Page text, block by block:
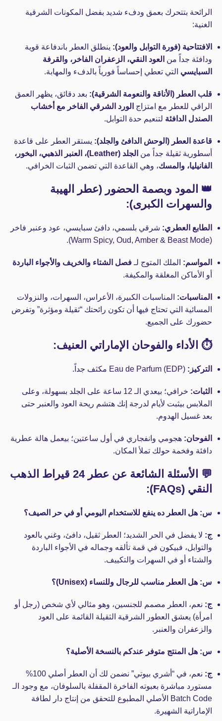
الرائحة بتتحرك بعمق ودفء شديد بفضل المكونات الشرقية
الغنية:
الافتتاحية (فورة التوابل والعود): ينطلق العطر باندفاعة قوية
ودافئة جداً من العود النقي، الزعفران الفاخر، والقرفة
السبايسي التي تعطي إحساساً فورياً بالدفء والمهابة.
قلب العطر (الأناقة والنعومة الشرقية): بعد دقائق، يظهر العمق
الراقي للعطر مع امتزاج الورد الشرقي الفاخر مع أخشاب
الصندل الدافئة لتنعيم حدة التوابل.
قاعدة العطر (الوحش الدافئ والجلد): يستقر العطر على قاعدة
أسطورية ثقيلة جداً من
الجلد (Leather)، العنبر الذهبي، البخور،
الفانيليا، والمسك، وهي القاعدة التي تضمن الثبات الخرافي.
👑 المود وبصمة الحضور (عطر الهيبة
والسهرات الكبرى):
الطابع العطري: شرقي بلسمي، دافئ سبايسي، عود وعنبر فاخر
(Warm Spicy, Oud, Amber & Beast Mode).
المواسم: الملك المتوج لـ فصل الشتاء والخريف والأجواء الباردة
أو الأماكن المغلقة والمكيفة.
المناسبات: المناسبات الكبيرة، الأعراس، السهرات، والنزولات
المسائية التي تحتاج فيها أن تكون رائحتك “ثقيلة ومؤثرة” وتفرض
حضورك على الجميع.
⏱️ الأداء والفوحان الإماراتي العنيف:
التركيز:
الثبات:
خرافي؛ بيعدي الـ 12 ساعة على الجلد بسهولة، وعلى
الملابس بيثبت لأيام لدرجة إنك هتشم ريحة العود والعنبر حتى
بعد غسيل الهدوم.
الفوحان: هجومي وانفجاري في أول ساعتين؛ بيعمل هالة عطرية
دافئة وفخمة حولك تملأ المكان.
💬 الأسئلة الشائعة عن عطر 24 قيراط الذهب
النقي (FAQs):
س: هل العطر ده ينفع للاستخدام اليومي أو في حر الصيف؟
ج: لا يفضل في الحر الشديد؛ العطر ثقيل، دافئ، وغني بالعود
والتوابل، فبيكون في قمة تألقه وجماله في الأجواء الباردة
والشتاء أو في السهرات والتكييف.
س: هل العطر مناسب للرجال وللنساء (Unisex)؟
ج: نعم، العطر مصمم للجنسين، وهو مثالي لأي شخص (رجل أو
امرأة) يعشق العطور الشرقية الثقيلة القائمة على العود
والزعفران والعنبر.
س: هل المنتج متوفر عندكم بالنسخة الأصلية؟
ج:
نعم، في “أشري بيوتي” نضمن لك أن العطر أصلي 100%
مستورد مباشرة بعبوته الفاخرة المقفلة بالسلوفان، مع وجود الـ
Batch Code الأصلي المطبوع للتحقق من إنتاج دار لطافة
الإماراتية الشهيرة.